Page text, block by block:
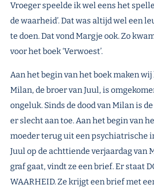
Vroeger speelde ik wel eens het
de waarheid’. Dat was altijd wel een
te doen. Dat vond Margje ook. Zo
voor het boek ‘Verwoest’.
Aan het begin van het boek maken
Milan, de broer van Juul, is
ongeluk. Sinds de dood van Milan is
er slecht aan toe. Aan het begin van
moeder terug uit een psychiatrische
Juul op de achttiende verjaardag van
graf gaat, vindt ze een brief. Er staat
WAARHEID. Ze krijgt een brief met een